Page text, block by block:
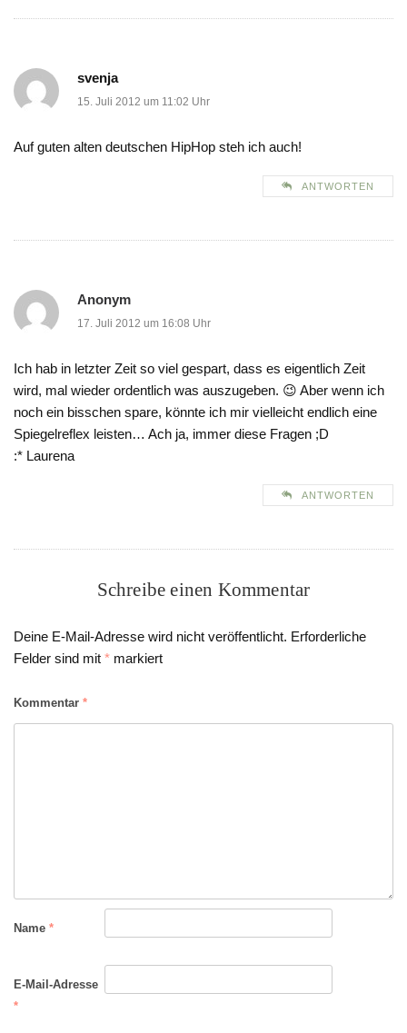
svenja
15. Juli 2012 um 11:02 Uhr
Auf guten alten deutschen HipHop steh ich auch!
ANTWORTEN
Anonym
17. Juli 2012 um 16:08 Uhr
Ich hab in letzter Zeit so viel gespart, dass es eigentlich Zeit
wird, mal wieder ordentlich was auszugeben. 😉 Aber wenn ich
noch ein bisschen spare, könnte ich mir vielleicht endlich eine
Spiegelreflex leisten… Ach ja, immer diese Fragen ;D
:* Laurena
ANTWORTEN
Schreibe einen Kommentar
Deine E-Mail-Adresse wird nicht veröffentlicht. Erforderliche
Felder sind mit * markiert
Kommentar *
Name *
E-Mail-Adresse
*